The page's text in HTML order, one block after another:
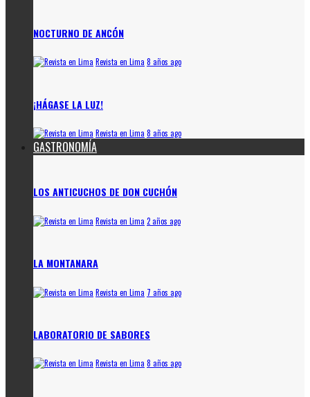
NOCTURNO DE ANCÓN
Revista en Lima 8 años ago
¡HÁGASE LA LUZ!
Revista en Lima 8 años ago
GASTRONOMÍA
LOS ANTICUCHOS DE DON CUCHÓN
Revista en Lima 2 años ago
LA MONTANARA
Revista en Lima 7 años ago
LABORATORIO DE SABORES
Revista en Lima 8 años ago